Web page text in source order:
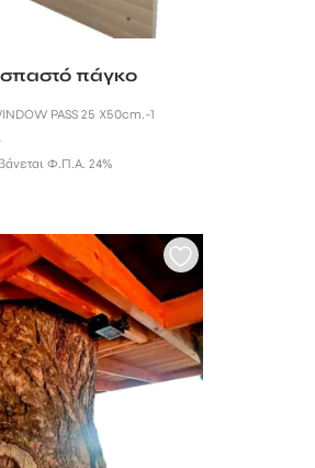
σπαστό πάγκο
PASS 25 X50cm.-1
Φ.Π.Α. 24%